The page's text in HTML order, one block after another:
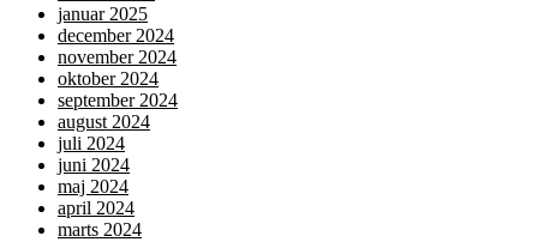
januar 2025
december 2024
november 2024
oktober 2024
september 2024
august 2024
juli 2024
juni 2024
maj 2024
april 2024
marts 2024